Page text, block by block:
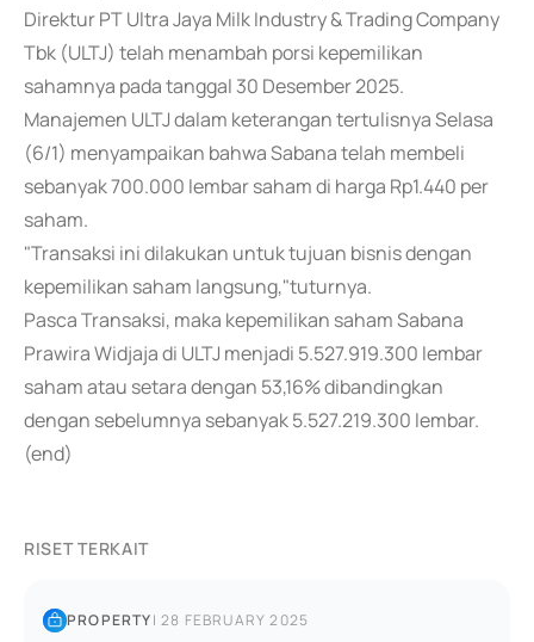
Direktur PT Ultra Jaya Milk Industry & Trading Company
Tbk (ULTJ) telah menambah porsi kepemilikan
sahamnya pada tanggal 30 Desember 2025.
Manajemen ULTJ dalam keterangan tertulisnya Selasa
(6/1) menyampaikan bahwa Sabana telah membeli
sebanyak 700.000 lembar saham di harga Rp1.440 per
saham.
"Transaksi ini dilakukan untuk tujuan bisnis dengan
kepemilikan saham langsung,"tuturnya.
Pasca Transaksi, maka kepemilikan saham Sabana
Prawira Widjaja di ULTJ menjadi 5.527.919.300 lembar
saham atau setara dengan 53,16% dibandingkan
dengan sebelumnya sebanyak 5.527.219.300 lembar.
(end)
RISET TERKAIT
PROPERTY|28 FEBRUARY 2025